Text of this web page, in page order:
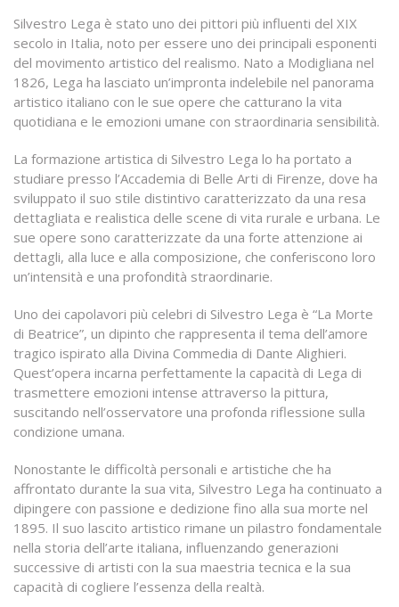
Silvestro Lega è stato uno dei pittori più influenti del XIX
secolo in Italia, noto per essere uno dei principali esponenti
del movimento artistico del realismo. Nato a Modigliana nel
1826, Lega ha lasciato un’impronta indelebile nel panorama
artistico italiano con le sue opere che catturano la vita
quotidiana e le emozioni umane con straordinaria sensibilità.
La formazione artistica di Silvestro Lega lo ha portato a
studiare presso l’Accademia di Belle Arti di Firenze, dove ha
sviluppato il suo stile distintivo caratterizzato da una resa
dettagliata e realistica delle scene di vita rurale e urbana. Le
sue opere sono caratterizzate da una forte attenzione ai
dettagli, alla luce e alla composizione, che conferiscono loro
un’intensità e una profondità straordinarie.
Uno dei capolavori più celebri di Silvestro Lega è “La Morte
di Beatrice”, un dipinto che rappresenta il tema dell’amore
tragico ispirato alla Divina Commedia di Dante Alighieri.
Quest’opera incarna perfettamente la capacità di Lega di
trasmettere emozioni intense attraverso la pittura,
suscitando nell’osservatore una profonda riflessione sulla
condizione umana.
Nonostante le difficoltà personali e artistiche che ha
affrontato durante la sua vita, Silvestro Lega ha continuato a
dipingere con passione e dedizione fino alla sua morte nel
1895. Il suo lascito artistico rimane un pilastro fondamentale
nella storia dell’arte italiana, influenzando generazioni
successive di artisti con la sua maestria tecnica e la sua
capacità di cogliere l’essenza della realtà.